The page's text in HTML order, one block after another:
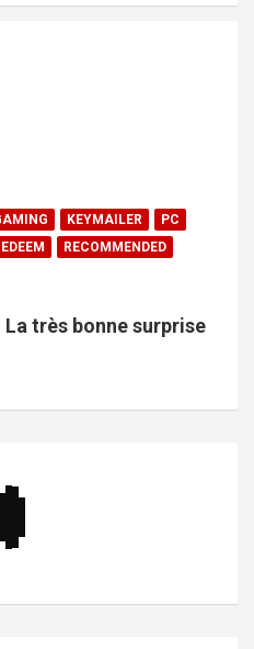
KEYMAILER
PC
RECOMMENDED
très bonne surprise